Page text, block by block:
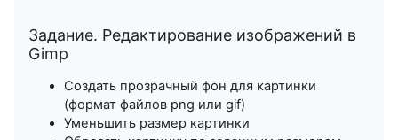
Задание. Редактирование изображений в
Gimp
Создать прозрачный фон для картинки
(формат файлов png или gif)
Уменьшить размер картинки